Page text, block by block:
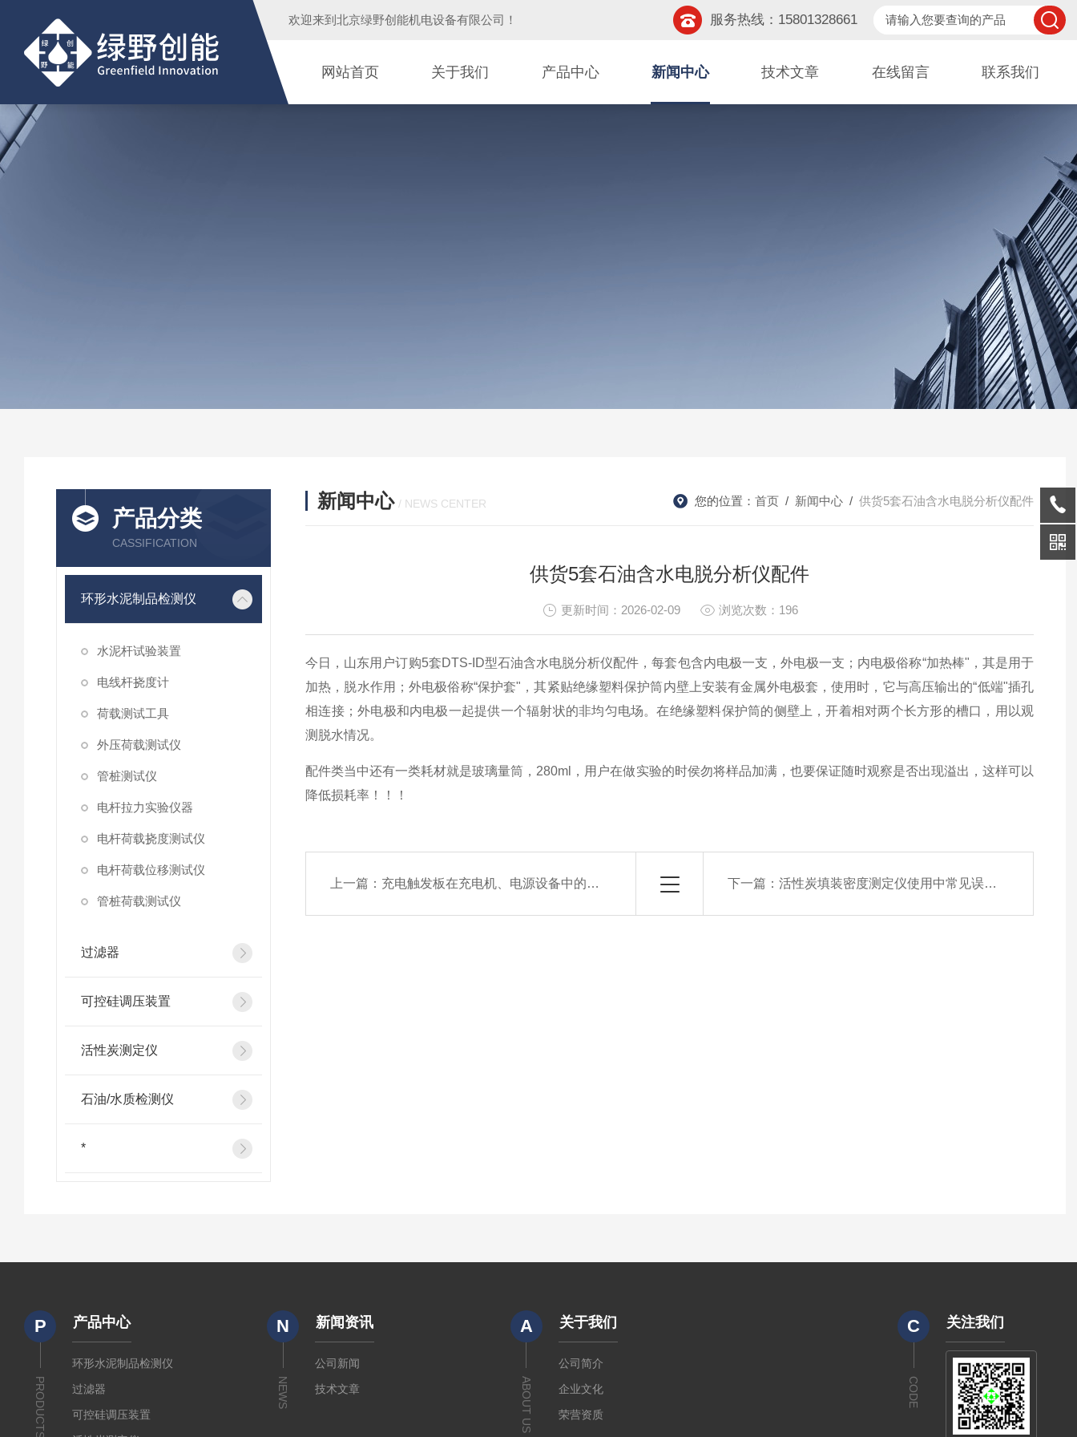
欢迎来到 北京绿野创能机电设备有限公司 ！ 服务热线：15801328661
网站首页 关于我们 产品中心 新闻中心 技术文章 在线留言 联系我们
产品分类
CASSIFICATION
环形水泥制品检测仪
水泥杆试验装置
电线杆挠度计
荷载测试工具
外压荷载测试仪
管桩测试仪
电杆拉力实验仪器
电杆荷载挠度测试仪
电杆荷载位移测试仪
管桩荷载测试仪
过滤器
可控硅调压装置
活性炭测定仪
石油/水质检测仪
*
新闻中心 / NEWS CENTER 您的位置： 首页 / 新闻中心 / 供货5套石油含水电脱分析仪配件
供货5套石油含水电脱分析仪配件
更新时间：2026-02-09 浏览次数：196
今日，山东用户订购5套DTS-ID型石油含水电脱分析仪配件，每套包含内电极一支，外电极一支；内电极俗称“加热棒"，其是用于
加热，脱水作用；外电极俗称“保护套"，其紧贴绝缘塑料保护筒内壁上安装有金属外电极套，使用时，它与高压输出的“低端"插孔
相连接；外电极和内电极一起提供一个辐射状的非均匀电场。在绝缘塑料保护筒的侧壁上，开着相对两个长方形的槽口，用以观
测脱水情况。
配件类当中还有一类耗材就是玻璃量筒，280ml，用户在做实验的时侯勿将样品加满，也要保证随时观察是否出现溢出，这样可以
降低损耗率！！！
上一篇： 充电触发板在充电机、电源设备中的应用 下一篇： 活性炭填装密度测定仪使用中常见误差来源及解决方法
P
PRODUCTS
产品中心
环形水泥制品检测仪
过滤器
可控硅调压装置
N
NEWS
新闻资讯
公司新闻
技术文章
A
ABOUT US
关于我们
公司简介
企业文化
荣营资质
C
CODE
关注我们